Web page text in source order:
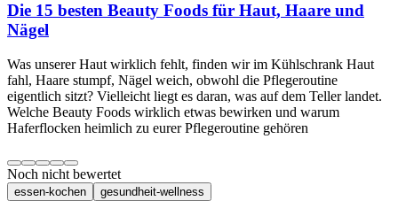
Die 15 besten Beauty Foods für Haut, Haare und
Nägel
Was unserer Haut wirklich fehlt, finden wir im Kühlschrank Haut
fahl, Haare stumpf, Nägel weich, obwohl die Pflegeroutine
eigentlich sitzt? Vielleicht liegt es daran, was auf dem Teller landet.
Welche Beauty Foods wirklich etwas bewirken und warum
Haferflocken heimlich zu eurer Pflegeroutine gehören
Noch nicht bewertet
essen-kochen gesundheit-wellness